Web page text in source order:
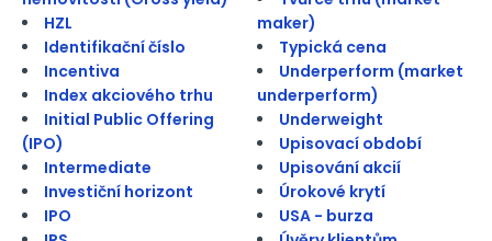
HZL
Identifikační číslo
Incentiva
Index akciového trhu
Initial Public Offering
(IPO)
Intermediate
Investiční horizont
IPO
maker)
Typická cena
Underperform (market
underperform)
Underweight
Upisovací období
Upisování akcií
Úrokové krytí
USA - burza